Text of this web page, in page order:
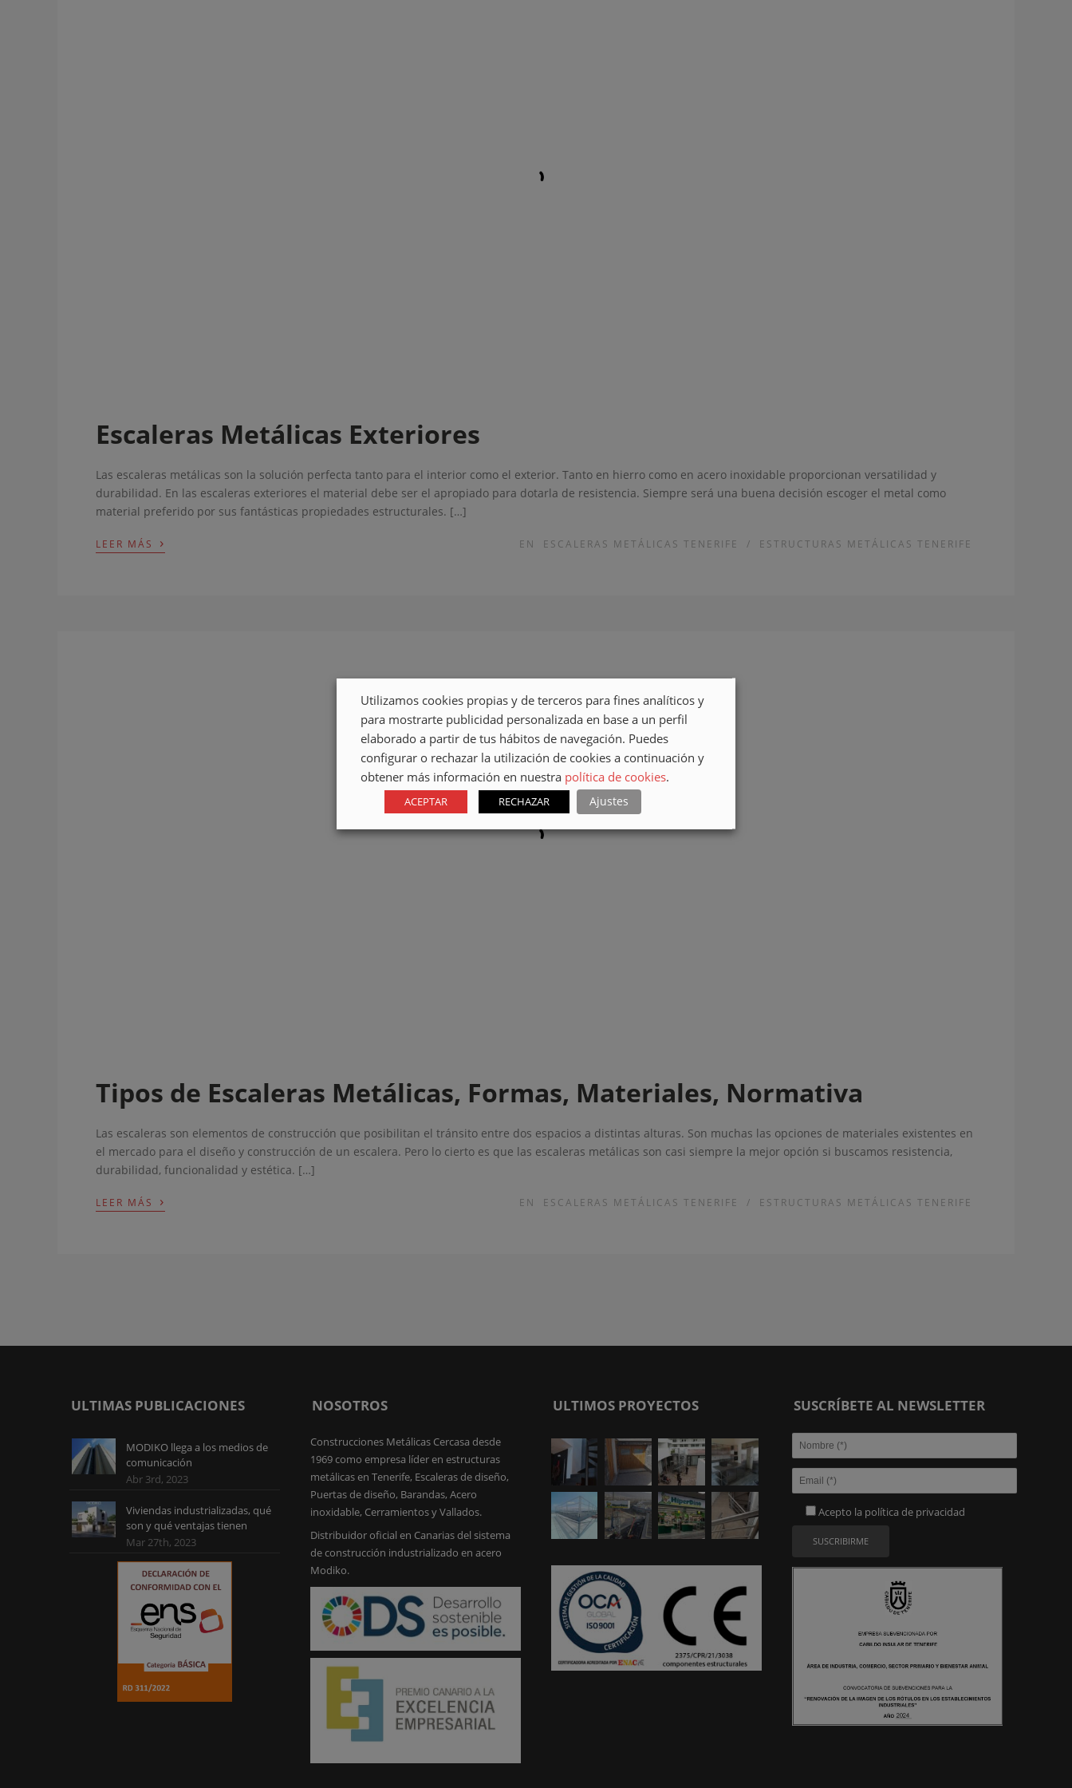
Escaleras Metálicas Exteriores
Las escaleras metálicas son la solución perfecta tanto para el interior como el exterior. Tanto en hierro como en acero inoxidable proporcionan versatilidad y
durabilidad. En las escaleras exteriores el material debe ser el apropiado para dotarla de resistencia. Siempre será una buena decisión escoger el metal como
material preferido por sus fantásticas propiedades estructurales. […]
LEER MÁS › EN ESCALERAS METÁLICAS TENERIFE / ESTRUCTURAS METÁLICAS TENERIFE
Tipos de Escaleras Metálicas, Formas, Materiales, Normativa
Las escaleras son elementos de construcción que posibilitan el tránsito entre dos espacios a distintas alturas. Son muchas las opciones de materiales existentes en
el mercado para el diseño y construcción de un escalera. Pero lo cierto es que las escaleras metálicas son casi siempre la mejor opción si buscamos resistencia,
durabilidad, funcionalidad y estética. […]
LEER MÁS › EN ESCALERAS METÁLICAS TENERIFE / ESTRUCTURAS METÁLICAS TENERIFE
ULTIMAS PUBLICACIONES
MODIKO llega a los medios de
comunicación
Abr 3rd, 2023
Viviendas industrializadas, qué
son y qué ventajas tienen
Mar 27th, 2023
NOSOTROS
Construcciones Metálicas Cercasa desde
1969 como empresa líder en estructuras
metálicas en Tenerife, Escaleras de diseño,
Puertas de diseño, Barandas, Acero
inoxidable, Cerramientos y Vallados.
Distribuidor oficial en Canarias del sistema
de construcción industrializado en acero
Modiko.
ULTIMOS PROYECTOS SUSCRÍBETE AL NEWSLETTER
Acepto la política de privacidad
Utilizamos cookies propias y de terceros para fines analíticos y
para mostrarte publicidad personalizada en base a un perfil
elaborado a partir de tus hábitos de navegación. Puedes
configurar o rechazar la utilización de cookies a continuación y
obtener más información en nuestra política de cookies.
ACEPTAR RECHAZAR Ajustes